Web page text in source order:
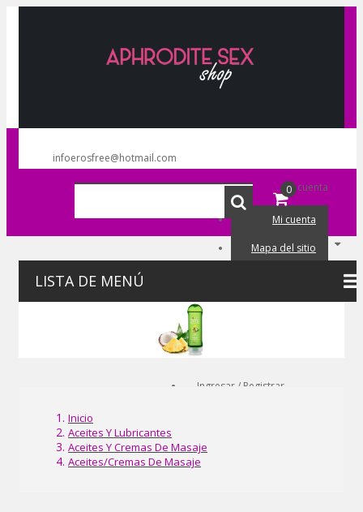
infoerosfree@hotmail.com
Mi cuenta
Mi cuenta
Mapa del sitio
Iniciar sesión
Lista de deseos (0)
Ingresar / Registrar
0
LISTA DE MENÚ
Inicio
Aceites Y Lubricantes
Aceites Y Cremas De Masaje
Aceites/Cremas De Masaje